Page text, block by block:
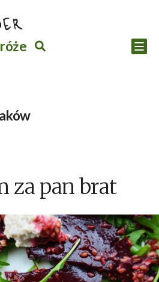
Szukaj
za pan brat